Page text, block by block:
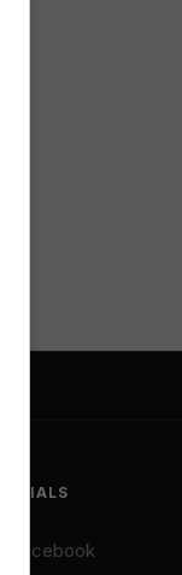
SOCIALS
Facebook